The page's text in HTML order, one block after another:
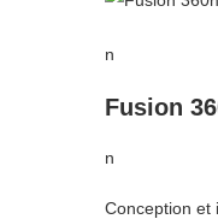
n
Fusion
n
Conception et